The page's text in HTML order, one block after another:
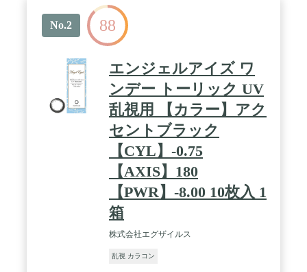
No.2 88
エンジェルアイズ ワ
ンデー トーリック UV
乱視用 【カラー】アク
セントブラック
【CYL】-0.75
【AXIS】180
【PWR】-8.00 10枚入 1
箱
株式会社エグザイルス
乱視 カラコン